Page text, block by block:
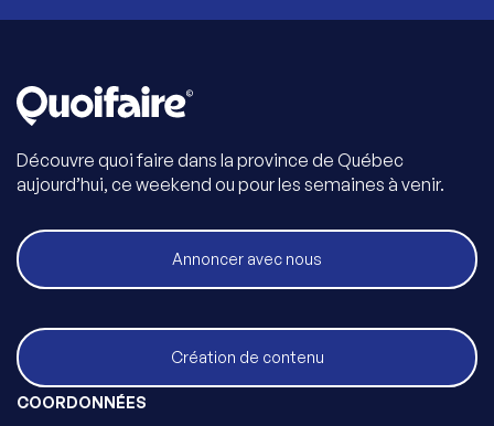
Découvre quoi faire dans la province de Québec
aujourd’hui, ce weekend ou pour les semaines à venir.
Annoncer avec nous
Création de contenu
COORDONNÉES